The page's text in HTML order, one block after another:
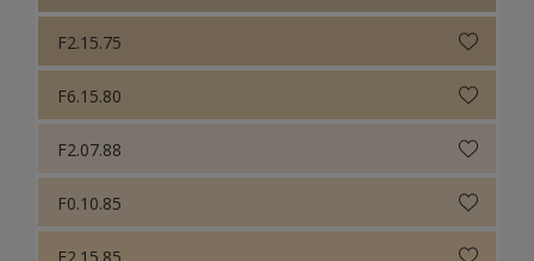
F2.15.75
F6.15.80
F2.07.88
F0.10.85
F2.15.85